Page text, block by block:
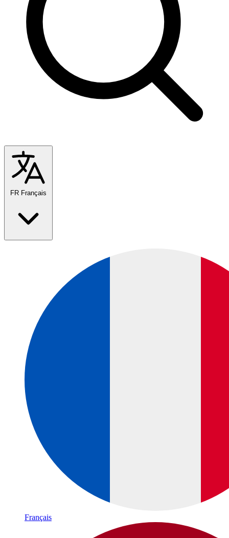
FR Français
Français